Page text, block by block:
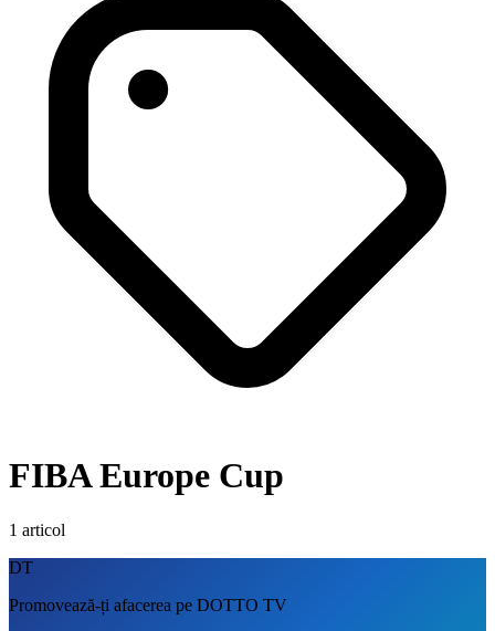
FIBA Europe Cup
1 articol
DT
Promovează-ți afacerea pe DOTTO TV